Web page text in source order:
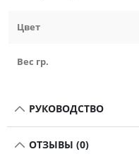
Цвет
Вес гр.
РУКОВОДСТВО
ОТЗЫВЫ (0)